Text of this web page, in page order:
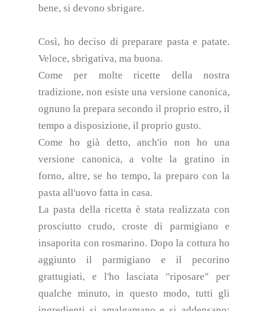
bene, si devono sbrigare.
Così, ho deciso di preparare pasta e patate.
Veloce, sbrigativa, ma buona.
Come per molte ricette della nostra
tradizione, non esiste una versione canonica,
ognuno la prepara secondo il proprio estro, il
tempo a disposizione, il proprio gusto.
Come ho già detto, anch'io non ho una
versione canonica, a volte la gratino in
forno, altre, se ho tempo, la preparo con la
pasta all'uovo fatta in casa.
La pasta della ricetta è stata realizzata con
prosciutto crudo, croste di parmigiano e
insaporita con rosmarino. Dopo la cottura ho
aggiunto il parmigiano e il pecorino
grattugiati, e l'ho lasciata "riposare" per
qualche minuto, in questo modo, tutti gli